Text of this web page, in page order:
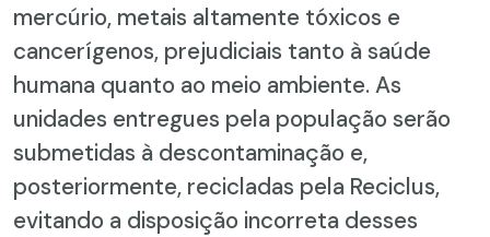
mercúrio, metais altamente tóxicos e
cancerígenos, prejudiciais tanto à saúde
humana quanto ao meio ambiente. As
unidades entregues pela população serão
submetidas à descontaminação e,
posteriormente, recicladas pela Reciclus,
evitando a disposição incorreta desses